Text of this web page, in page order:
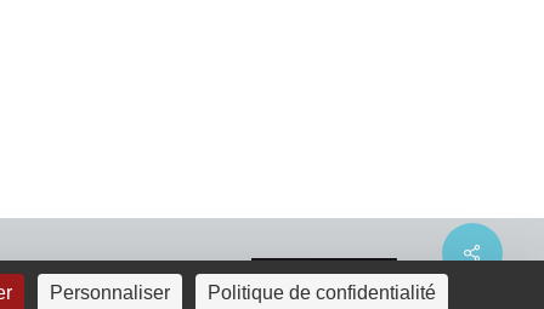
Share
Personnaliser Politique de confidentialité